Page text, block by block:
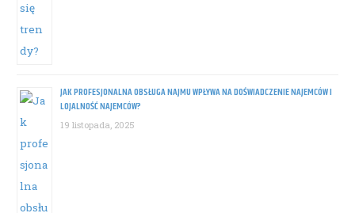
JAK PROFESJONALNA OBSŁUGA NAJMU WPŁYWA NA DOŚWIADCZENIE NAJEMCÓW I
LOJALNOŚĆ NAJEMCÓW?
19 listopada, 2025